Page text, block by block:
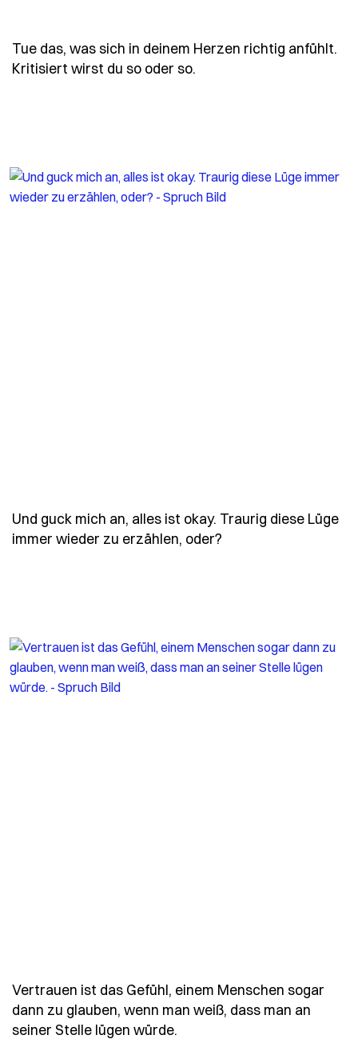
Tue das, was sich in deinem Herzen richtig anfühlt.
Kritisiert wirst du so oder so.
Und guck mich an, alles ist okay. Traurig diese Lüge
immer wieder zu erzählen, oder?
Vertrauen ist das Gefühl, einem Menschen sogar
dann zu glauben, wenn man weiß, dass man an
seiner Stelle lügen würde.